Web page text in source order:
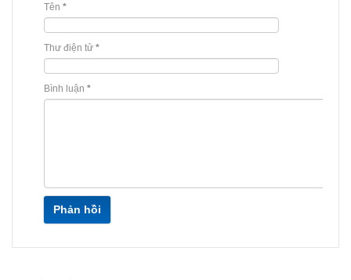
Tên *
Thư điện tử *
Bình luận *
Phản hồi